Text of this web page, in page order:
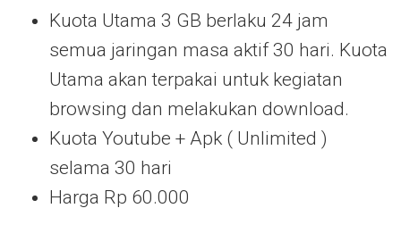
Kuota Utama 3 GB berlaku 24 jam
semua jaringan masa aktif 30 hari. Kuota
Utama akan terpakai untuk kegiatan
browsing dan melakukan download.
Kuota Youtube + Apk ( Unlimited )
selama 30 hari
Harga Rp 60.000